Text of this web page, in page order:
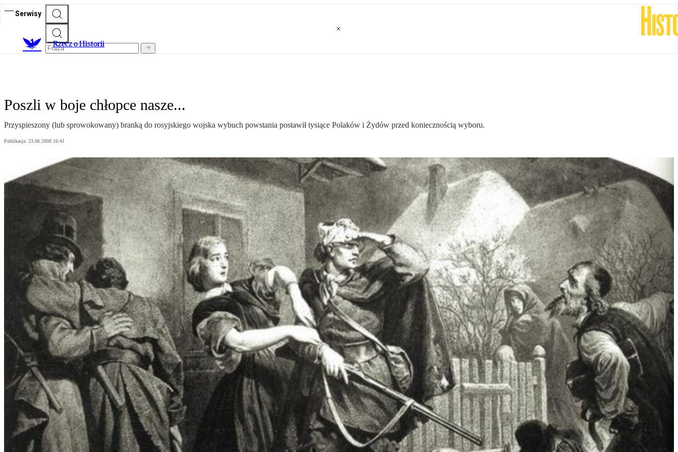
Serwisy
Rzecz o Historii
Poszli w boje chłopce nasze...
Przyspieszony (lub sprowokowany) branką do rosyjskiego wojska wybuch powstania postawił tysiące Polaków i Żydów przed koniecznością wyboru.
Publikacja: 23.06.2008 16:41